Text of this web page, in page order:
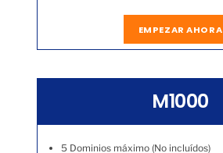
EMPEZAR AHORA
M1000
5 Dominios máximo (No incluídos)